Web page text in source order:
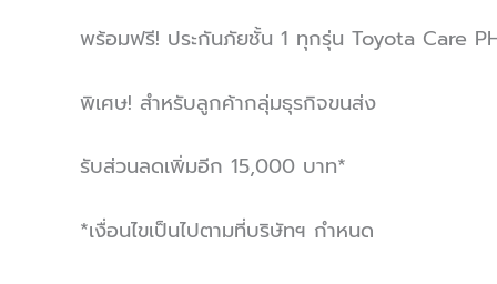
พร้อมฟรี! ประกันภัยชั้น 1 ทุกรุ่น Toyota Care
พิเศษ! สำหรับลูกค้ากลุ่มธุรกิจขนส่ง
รับส่วนลดเพิ่มอีก 15,000 บาท*
*เงื่อนไขเป็นไปตามที่บริษัทฯ กำหนด